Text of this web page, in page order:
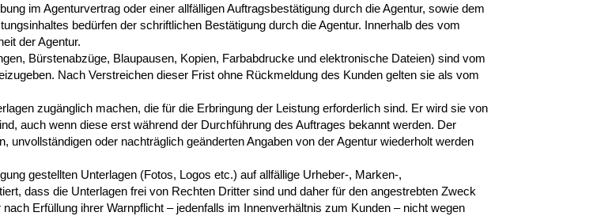
im Agenturvertrag oder einer allfälligen Auftragsbestätigung durch die Agentur, sowie dem
bedürfen der schriftlichen Bestätigung durch die Agentur. Innerhalb des vom
der Agentur.
Bürstenabzüge, Blaupausen, Kopien, Farbabdrucke und elektronische Dateien) sind vom
Nach Verstreichen dieser Frist ohne Rückmeldung des Kunden gelten sie als vom
zugänglich machen, die für die Erbringung der Leistung erforderlich sind. Er wird sie von
auch wenn diese erst während der Durchführung des Auftrages bekannt werden. Der
oder nachträglich geänderten Angaben von der Agentur wiederholt werden
gestellten Unterlagen (Fotos, Logos etc.) auf allfällige Urheber-, Marken-,
dass die Unterlagen frei von Rechten Dritter sind und daher für den angestrebten Zweck
Erfüllung ihrer Warnpflicht – jedenfalls im Innenverhältnis zum Kunden – nicht wegen